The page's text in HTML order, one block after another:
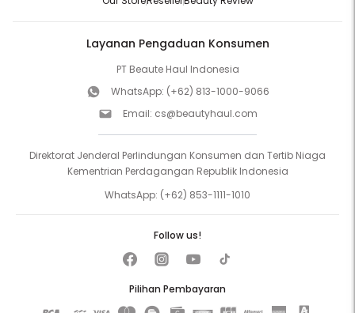
Layanan Pengaduan Konsumen
PT Beaute Haul Indonesia
WhatsApp: (+62) 813-1000-9066
Email: cs@beautyhaul.com
Direktorat Jenderal Perlindungan Konsumen dan Tertib Niaga
Kementrian Perdagangan Republik Indonesia
WhatsApp: (+62) 853-1111-1010
Pilihan Pembayaran
Follow us!